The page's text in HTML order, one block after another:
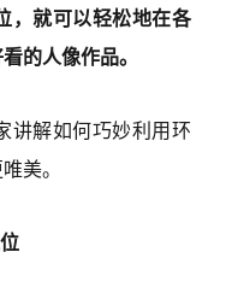
，就可以轻松地在各
的人像作品。
讲解如何巧妙利用环
美。